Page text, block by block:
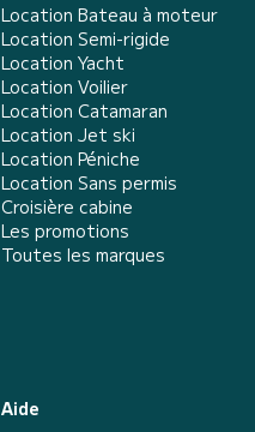
Location Bateau à moteur
Location Semi-rigide
Location Yacht
Location Voilier
Location Catamaran
Location Jet ski
Location Péniche
Location Sans permis
Croisière cabine
Les promotions
Toutes les marques
Aide